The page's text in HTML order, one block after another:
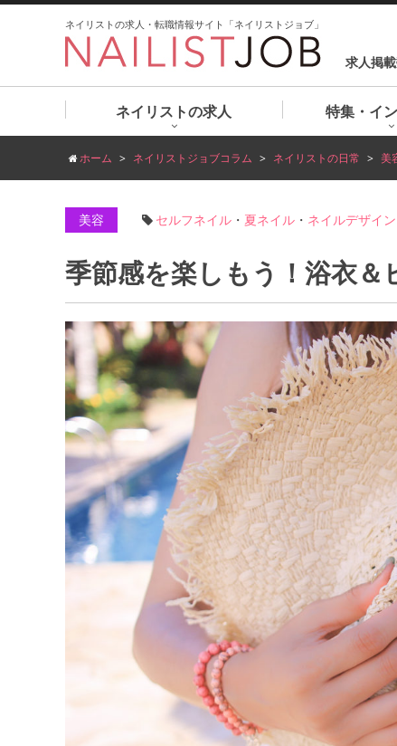
ネイリストの求人・転職情報サイト「ネイリストジョブ」
求人掲
ネイリストの求人 特集・イ
ホーム ネイリストジョブコラム ネイリストの日常 美
美容 セルフネイル ・ 夏ネイル ・ ネイルデザイン
季節感を楽しもう！浴衣